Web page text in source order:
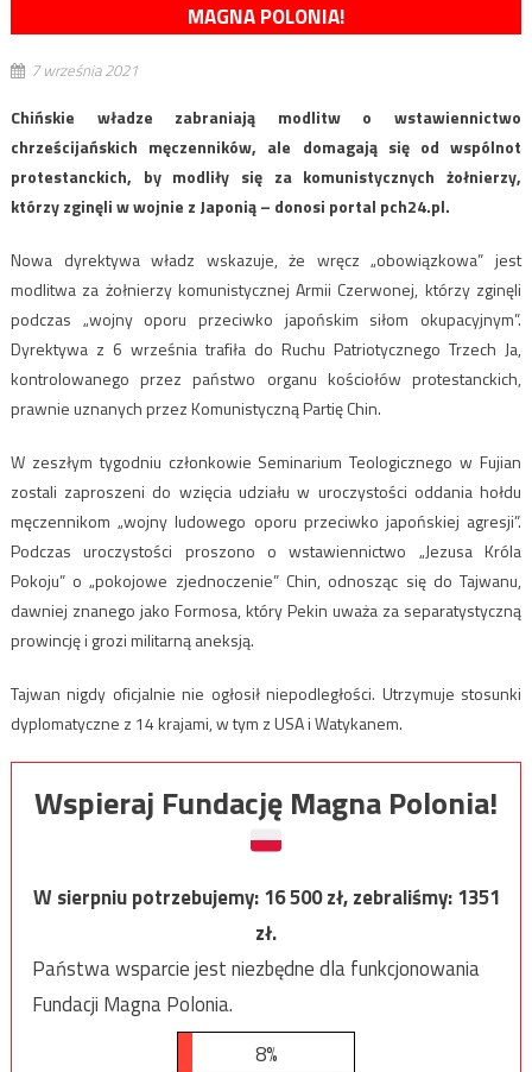
MAGNA POLONIA!
7 września 2021
Chińskie władze zabraniają modlitw o wstawiennictwo
chrześcijańskich męczenników, ale domagają się od wspólnot
protestanckich, by modliły się za komunistycznych żołnierzy,
którzy zginęli w wojnie z Japonią – donosi portal pch24.pl.
Nowa dyrektywa władz wskazuje, że wręcz „obowiązkowa” jest
modlitwa za żołnierzy komunistycznej Armii Czerwonej, którzy zginęli
podczas „wojny oporu przeciwko japońskim siłom okupacyjnym”.
Dyrektywa z 6 września trafiła do Ruchu Patriotycznego Trzech Ja,
kontrolowanego przez państwo organu kościołów protestanckich,
prawnie uznanych przez Komunistyczną Partię Chin.
W zeszłym tygodniu członkowie Seminarium Teologicznego w Fujian
zostali zaproszeni do wzięcia udziału w uroczystości oddania hołdu
męczennikom „wojny ludowego oporu przeciwko japońskiej agresji”.
Podczas uroczystości proszono o wstawiennictwo „Jezusa Króla
Pokoju” o „pokojowe zjednoczenie” Chin, odnosząc się do Tajwanu,
dawniej znanego jako Formosa, który Pekin uważa za separatystyczną
prowincję i grozi militarną aneksją.
Tajwan nigdy oficjalnie nie ogłosił niepodległości. Utrzymuje stosunki
dyplomatyczne z 14 krajami, w tym z USA i Watykanem.
Wspieraj Fundację Magna Polonia!
W sierpniu potrzebujemy:16 500zł, zebraliśmy:1351
zł.
Państwa wsparcie jest niezbędne dla funkcjonowania
Fundacji Magna Polonia.
8%